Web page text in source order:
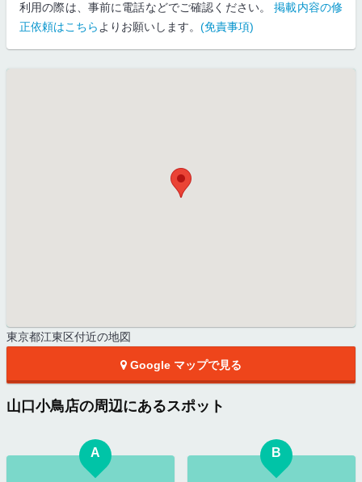
利用の際は、事前に電話などでご確認ください。掲載内容の修
正依頼はこちら よりお願いします。 (免責事項)
東京都江東区付近の地図
Google マップで見る
山口小鳥店の周辺にあるスポット
A B